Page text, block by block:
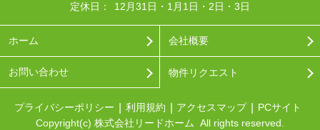
定休日：
12月31日・1月1日・2日・3日
ホーム 会社概要
お問い合わせ 物件リクエスト
プライバシーポリシー 利用規約 アクセスマップ
PCサイト
Copyright(c) 株式会社リードホーム All rights reserved.